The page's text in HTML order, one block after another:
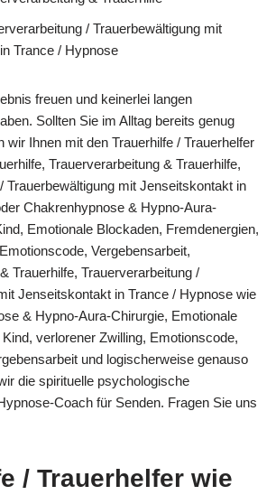
/ Trauerbewältigung mit
Trance / Hypnose
freuen und keinerlei langen
Sollten Sie im Alltag bereits genug
wir Ihnen mit den Trauerhilfe / Trauerhelfer
Trauerverarbeitung & Trauerhilfe,
Trauerbewältigung mit Jenseitskontakt in
Chakrenhypnose & Hypno-Aura-
Emotionale Blockaden, Fremdenergien,
Vergebensarbeit,
Trauerhilfe, Trauerverarbeitung /
Jenseitskontakt in Trance / Hypnose wie
& Hypno-Aura-Chirurgie, Emotionale
verlorener Zwilling, Emotionscode,
und logischerweise genauso
die spirituelle psychologische
Coach für Senden. Fragen Sie uns
/ Trauerhelfer wie